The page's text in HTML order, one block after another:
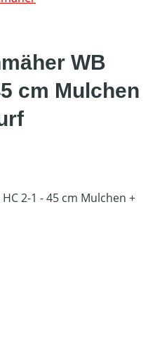
WB
cm Mulchen